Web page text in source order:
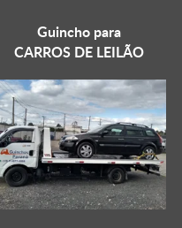
Guincho para
CARROS DE LEILÃO